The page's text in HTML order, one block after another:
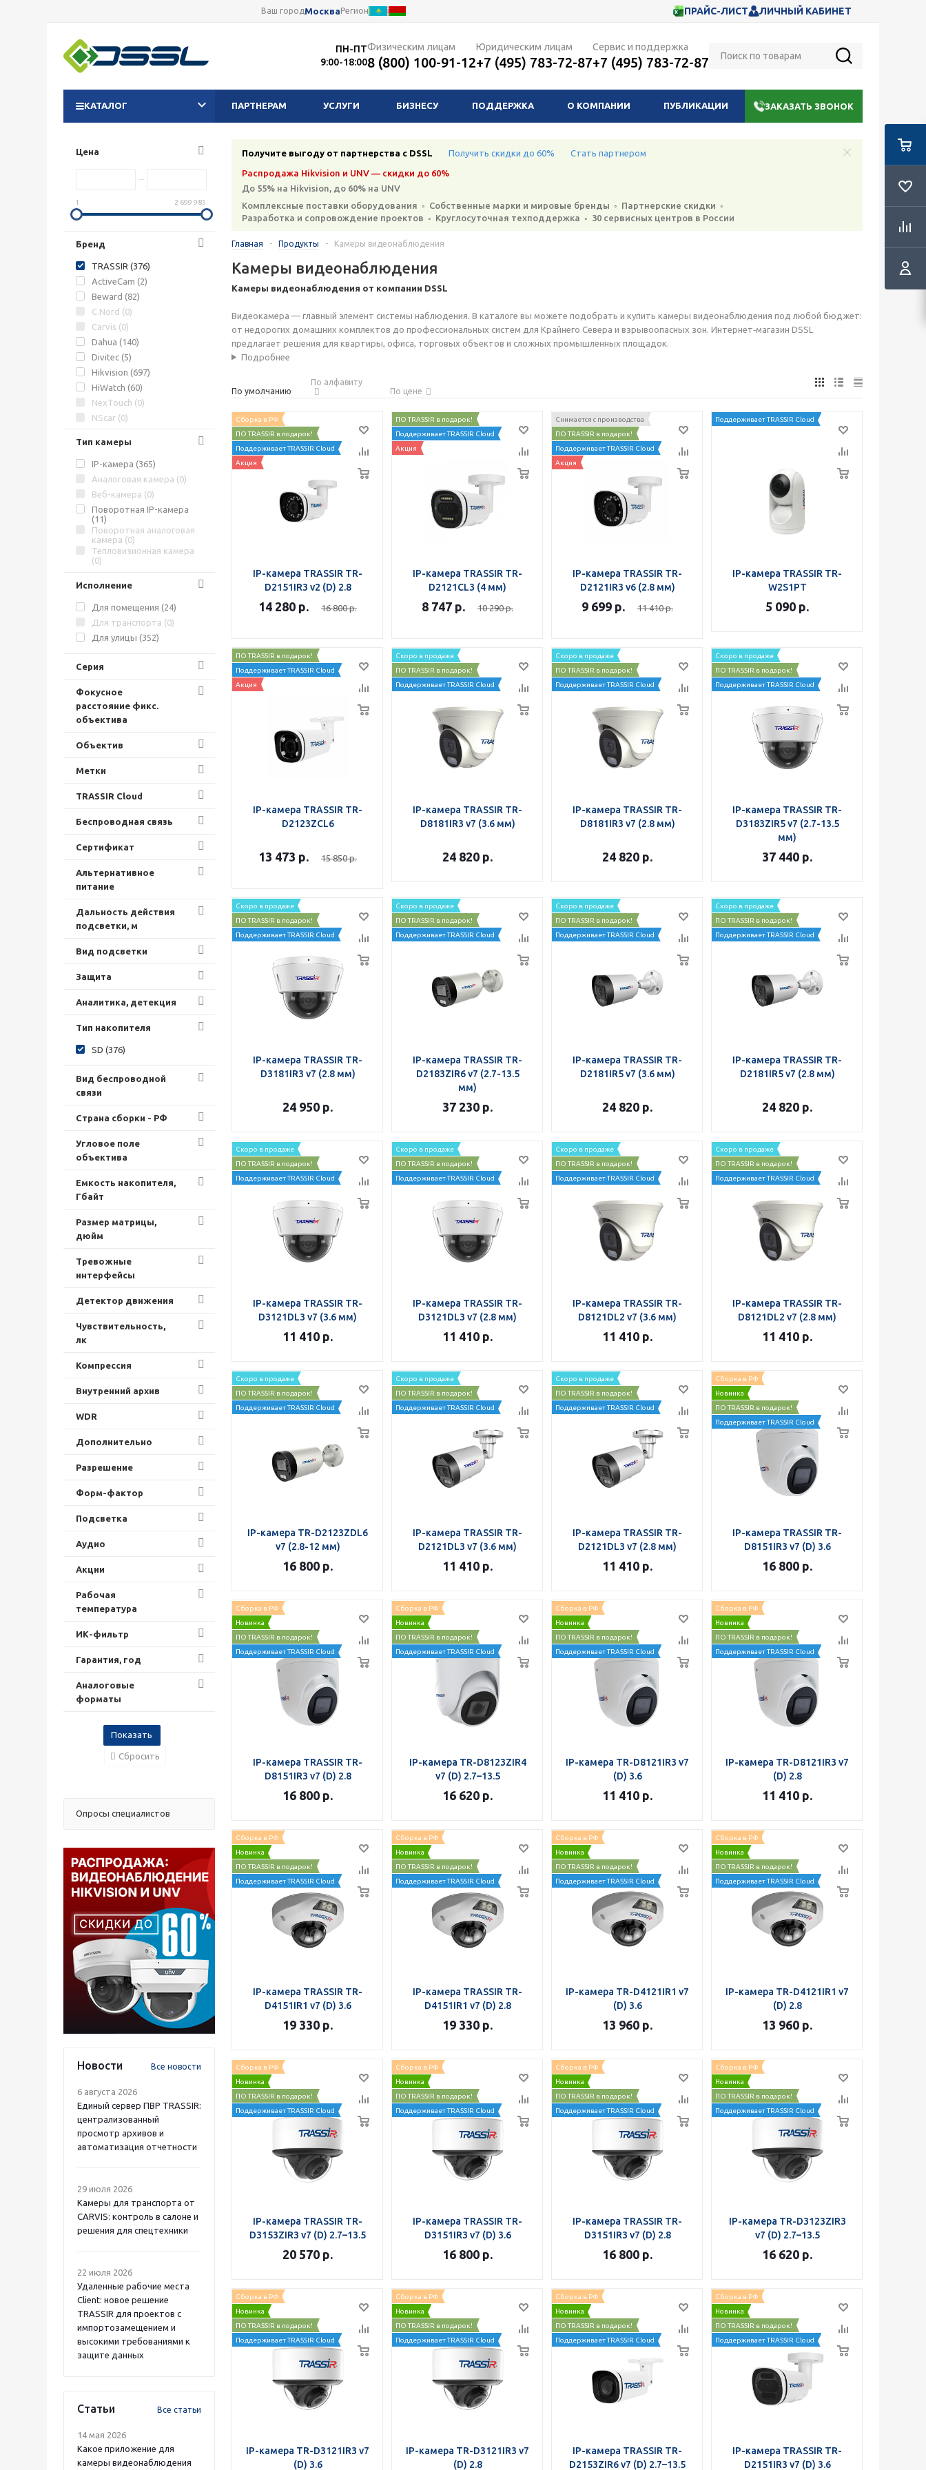
Ваш городМоскваРегион ПРАЙС-ЛИСТ ЛИЧНЫЙ КАБИНЕТ
ПН-ПТ
9:00-18:00
Физическим лицам
8 (800) 100-91-12
Юридическим лицам
+7 (495) 783-72-87
Сервис и поддержка
+7 (495) 783-72-87
КАТАЛОГ ПАРТНЕРАМ УСЛУГИ БИЗНЕСУ ПОДДЕРЖКА О КОМПАНИИ ПУБЛИКАЦИИ ЗАКАЗАТЬ ЗВОНОК
Цена
1 2 699 985
Бренд
TRASSIR (376)
ActiveCam (2)
Beward (82)
C.Nord (0)
Carvis (0)
Dahua (140)
Divitec (5)
Hikvision (697)
HiWatch (60)
NexTouch (0)
NScar (0)
Wisenet (145
«Блокпост» (0)
«Релион» (55)
Тип камеры
IP-камера (365)
Аналоговая камера (0)
Веб-камера (0)
Поворотная IP-камера
(11)
Поворотная аналоговая
камера (0)
Тепловизионная камера
(0)
Исполнение
Для помещения (24)
Для транспорта (0)
Для улицы (352)
Серия
Фокусное
расстояние фикс.
объектива
Объектив
Метки
TRASSIR Cloud
Беспроводная связь
Сертификат
Альтернативное
питание
Дальность действия
подсветки, м
Вид подсветки
Защита
Аналитика, детекция
Тип накопителя
SD (376)
Вид беспроводной
связи
Страна сборки - РФ
Угловое поле
объектива
Емкость накопителя,
Гбайт
Размер матрицы,
дюйм
Тревожные
интерфейсы
Детектор движения
Чувствительность,
лк
Компрессия
Внутренний архив
WDR
Дополнительно
Разрешение
Форм-фактор
Подсветка
Аудио
Акции
Рабочая
температура
ИК-фильтр
Гарантия, год
Аналоговые
форматы
Сбросить
Опросы специалистов
Новости Все новости
6 августа 2026
Единый сервер ПВР TRASSIR:
централизованный
просмотр архивов и
автоматизация отчетности
29 июля 2026
Камеры для транспорта от
CARVIS: контроль в салоне и
решения для спецтехники
22 июля 2026
Удаленные рабочие места
Client: новое решение
TRASSIR для проектов с
импортозамещением и
высокими требованиями к
защите данных
Статьи Все статьи
14 мая 2026
Какое приложение для
камеры видеонаблюдения
Получите выгоду от партнерства с DSSL Получить скидки до 60% Стать партнером
Распродажа Hikvision и UNV — скидки до 60%
До 55% на Hikvision, до 60% на UNV
Комплексные поставки оборудования ◦ Собственные марки и мировые бренды ◦ Партнерские скидки ◦
Разработка и сопровождение проектов ◦ Круглосуточная техподдержка ◦ 30 сервисных центров в России
Главная - Продукты - Камеры видеонаблюдения
Камеры видеонаблюдения
Камеры видеонаблюдения от компании DSSL
Видеокамера — главный элемент системы наблюдения. В каталоге вы можете подобрать и купить камеры видеонаблюдения под любой бюджет:
от недорогих домашних комплектов до профессиональных систем для Крайнего Севера и взрывоопасных зон. Интернет‑магазин DSSL
предлагает решения для квартиры, офиса, торговых объектов и сложных промышленных площадок.
Подробнее
По умолчанию
По алфавиту
По цене
Сборка в РФ
ПО TRASSIR в подарок!
Поддерживает TRASSIR Cloud
Акция
IP-камера TRASSIR TR-
D2151IR3 v2 (D) 2.8
14 280 р. 16 800р.
ПО TRASSIR в подарок!
Поддерживает TRASSIR Cloud
Акция
IP-камера TRASSIR TR-
D2121CL3 (4 мм)
8 747 р. 10 290р.
Снимается с производства
ПО TRASSIR в подарок!
Поддерживает TRASSIR Cloud
Акция
IP-камера TRASSIR TR-
D2121IR3 v6 (2.8 мм)
9 699 р. 11 410р.
Поддерживает TRASSIR Cloud
IP-камера TRASSIR TR-
W2S1PT
5 090 р.
ПО TRASSIR в подарок!
Поддерживает TRASSIR Cloud
Акция
IP-камера TRASSIR TR-
D2123ZCL6
13 473 р. 15 850р.
Скоро в продаже
ПО TRASSIR в подарок!
Поддерживает TRASSIR Cloud
IP-камера TRASSIR TR-
D8181IR3 v7 (3.6 мм)
24 820 р.
Скоро в продаже
ПО TRASSIR в подарок!
Поддерживает TRASSIR Cloud
IP-камера TRASSIR TR-
D8181IR3 v7 (2.8 мм)
24 820 р.
Скоро в продаже
ПО TRASSIR в подарок!
Поддерживает TRASSIR Cloud
IP-камера TRASSIR TR-
D3183ZIR5 v7 (2.7-13.5
мм)
37 440 р.
Скоро в продаже
ПО TRASSIR в подарок!
Поддерживает TRASSIR Cloud
IP-камера TRASSIR TR-
D3181IR3 v7 (2.8 мм)
24 950 р.
Скоро в продаже
ПО TRASSIR в подарок!
Поддерживает TRASSIR Cloud
IP-камера TRASSIR TR-
D2183ZIR6 v7 (2.7-13.5
мм)
37 230 р.
Скоро в продаже
ПО TRASSIR в подарок!
Поддерживает TRASSIR Cloud
IP-камера TRASSIR TR-
D2181IR5 v7 (3.6 мм)
24 820 р.
Скоро в продаже
ПО TRASSIR в подарок!
Поддерживает TRASSIR Cloud
IP-камера TRASSIR TR-
D2181IR5 v7 (2.8 мм)
24 820 р.
Скоро в продаже
ПО TRASSIR в подарок!
Поддерживает TRASSIR Cloud
IP-камера TRASSIR TR-
D3121DL3 v7 (3.6 мм)
11 410 р.
Скоро в продаже
ПО TRASSIR в подарок!
Поддерживает TRASSIR Cloud
IP-камера TRASSIR TR-
D3121DL3 v7 (2.8 мм)
11 410 р.
Скоро в продаже
ПО TRASSIR в подарок!
Поддерживает TRASSIR Cloud
IP-камера TRASSIR TR-
D8121DL2 v7 (3.6 мм)
11 410 р.
Скоро в продаже
ПО TRASSIR в подарок!
Поддерживает TRASSIR Cloud
IP-камера TRASSIR TR-
D8121DL2 v7 (2.8 мм)
11 410 р.
Скоро в продаже
ПО TRASSIR в подарок!
Поддерживает TRASSIR Cloud
IP-камера TR-D2123ZDL6
v7 (2.8-12 мм)
16 800 р.
Скоро в продаже
ПО TRASSIR в подарок!
Поддерживает TRASSIR Cloud
IP-камера TRASSIR TR-
D2121DL3 v7 (3.6 мм)
11 410 р.
Скоро в продаже
ПО TRASSIR в подарок!
Поддерживает TRASSIR Cloud
IP-камера TRASSIR TR-
D2121DL3 v7 (2.8 мм)
11 410 р.
Сборка в РФ
Новинка
ПО TRASSIR в подарок!
Поддерживает TRASSIR Cloud
IP-камера TRASSIR TR-
D8151IR3 v7 (D) 3.6
16 800 р.
Сборка в РФ
Новинка
ПО TRASSIR в подарок!
Поддерживает TRASSIR Cloud
IP-камера TRASSIR TR-
D8151IR3 v7 (D) 2.8
16 800 р.
Сборка в РФ
Новинка
ПО TRASSIR в подарок!
Поддерживает TRASSIR Cloud
IP-камера TR-D8123ZIR4
v7 (D) 2.7–13.5
16 620 р.
Сборка в РФ
Новинка
ПО TRASSIR в подарок!
Поддерживает TRASSIR Cloud
IP-камера TR-D8121IR3 v7
(D) 3.6
11 410 р.
Сборка в РФ
Новинка
ПО TRASSIR в подарок!
Поддерживает TRASSIR Cloud
IP-камера TR-D8121IR3 v7
(D) 2.8
11 410 р.
Сборка в РФ
Новинка
ПО TRASSIR в подарок!
Поддерживает TRASSIR Cloud
IP-камера TRASSIR TR-
D4151IR1 v7 (D) 3.6
19 330 р.
Сборка в РФ
Новинка
ПО TRASSIR в подарок!
Поддерживает TRASSIR Cloud
IP-камера TRASSIR TR-
D4151IR1 v7 (D) 2.8
19 330 р.
Сборка в РФ
Новинка
ПО TRASSIR в подарок!
Поддерживает TRASSIR Cloud
IP-камера TR-D4121IR1 v7
(D) 3.6
13 960 р.
Сборка в РФ
Новинка
ПО TRASSIR в подарок!
Поддерживает TRASSIR Cloud
IP-камера TR-D4121IR1 v7
(D) 2.8
13 960 р.
Сборка в РФ
Новинка
ПО TRASSIR в подарок!
Поддерживает TRASSIR Cloud
IP-камера TRASSIR TR-
D3153ZIR3 v7 (D) 2.7–13.5
20 570 р.
Сборка в РФ
Новинка
ПО TRASSIR в подарок!
Поддерживает TRASSIR Cloud
IP-камера TRASSIR TR-
D3151IR3 v7 (D) 3.6
16 800 р.
Сборка в РФ
Новинка
ПО TRASSIR в подарок!
Поддерживает TRASSIR Cloud
IP-камера TRASSIR TR-
D3151IR3 v7 (D) 2.8
16 800 р.
Сборка в РФ
Новинка
ПО TRASSIR в подарок!
Поддерживает TRASSIR Cloud
IP-камера TR-D3123ZIR3
v7 (D) 2.7–13.5
16 620 р.
Сборка в РФ
Новинка
ПО TRASSIR в подарок!
Поддерживает TRASSIR Cloud
IP-камера TR-D3121IR3 v7
(D) 3.6
Сборка в РФ
Новинка
ПО TRASSIR в подарок!
Поддерживает TRASSIR Cloud
IP-камера TR-D3121IR3 v7
(D) 2.8
Сборка в РФ
Новинка
ПО TRASSIR в подарок!
Поддерживает TRASSIR Cloud
IP-камера TRASSIR TR-
D2153ZIR6 v7 (D) 2.7–13.5
Сборка в РФ
Новинка
ПО TRASSIR в подарок!
Поддерживает TRASSIR Cloud
IP-камера TRASSIR TR-
D2151IR3 v7 (D) 3.6